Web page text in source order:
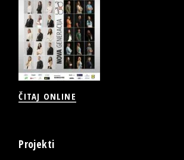
ČITAJ ONLINE
Projekti